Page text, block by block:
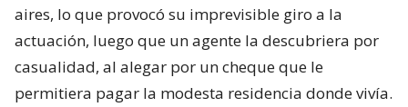
aires, lo que provocó su imprevisible giro a la
actuación, luego que un agente la descubriera por
casualidad, al alegar por un cheque que le
permitiera pagar la modesta residencia donde vivía.